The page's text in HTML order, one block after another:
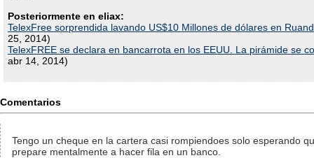
Posteriormente en eliax:
TelexFree sorprendida lavando US$10 Millones de dólares en
25, 2014)
TelexFREE se declara en bancarrota en los EEUU. La pirámide se
abr 14, 2014)
Comentarios
Tengo un cheque en la cartera casi rompiendoes solo esperando
prepare mentalmente a hacer fila en un banco.